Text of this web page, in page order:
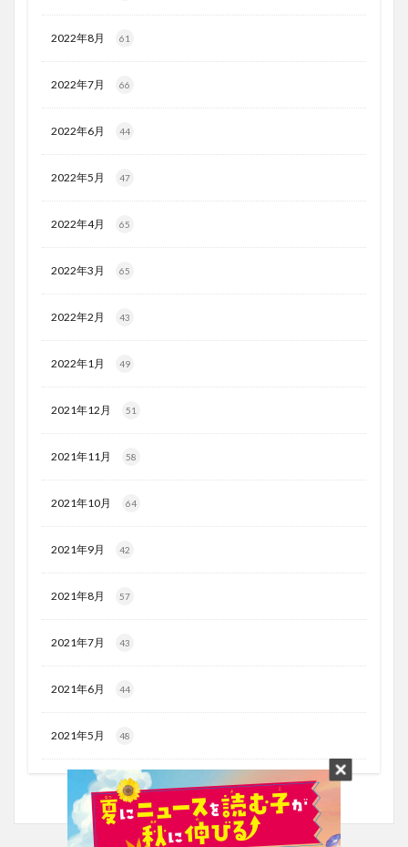
2022年8月 61
2022年7月 66
2022年6月 44
2022年5月 47
2022年4月 65
2022年3月 65
2022年2月 43
2022年1月 49
2021年12月 51
2021年11月 58
2021年10月 64
2021年9月 42
2021年8月 57
2021年7月 43
2021年6月 44
2021年5月 48